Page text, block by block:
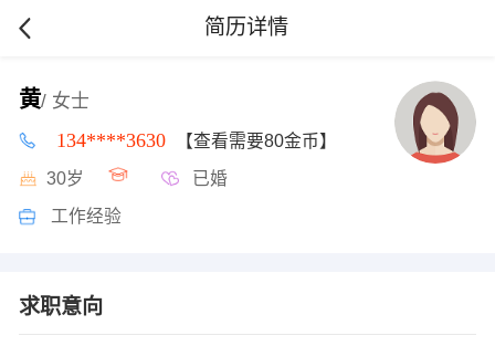
简历详情
黄/ 女士
134****3630 【查看需要80金币】
30岁 已婚
工作经验
求职意向